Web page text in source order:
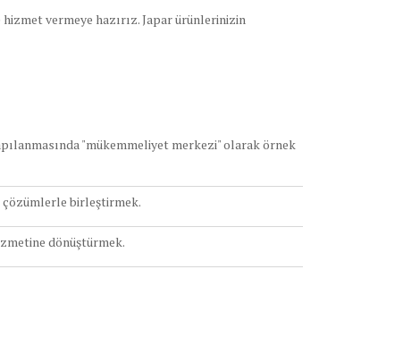
vermeye hazırız. Japar ürünlerinizin
"mükemmeliyet merkezi" olarak örnek
çözümlerle birleştirmek.
dönüştürmek.